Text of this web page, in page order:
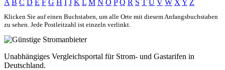
A B C D E F G H I J K L M N O P Q R S T U V W X Y Z
Klicken Sie auf einen Buchstaben, um alle Orte mit diesem Anfangsbuchstaben
zu sehen. Jede Postleitzahl ist einzeln verlinkt.
Unabhängiges Vergleichsportal für Strom- und Gastarifen in
Deutschland.